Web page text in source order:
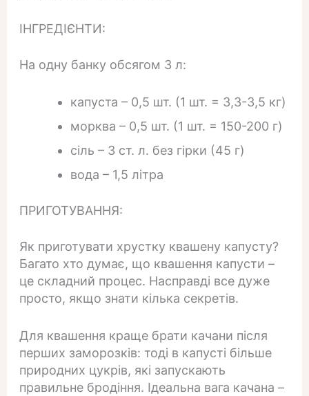
ІНГРЕДІЄНТИ:
На одну банку обсягом 3 л:
капуста – 0,5 шт. (1 шт. = 3,3-3,5 кг)
морква – 0,5 шт. (1 шт. = 150-200 г)
сіль – 3 ст. л. без гірки (45 г)
вода – 1,5 літра
ПРИГОТУВАННЯ:
Як приготувати хрустку квашену капусту?
Багато хто думає, що квашення капусти –
це складний процес. Насправді все дуже
просто, якщо знати кілька секретів.
Для квашення краще брати качани після
перших заморозків: тоді в капусті більше
природних цукрів, які запускають
правильне бродіння. Ідеальна вага качана –